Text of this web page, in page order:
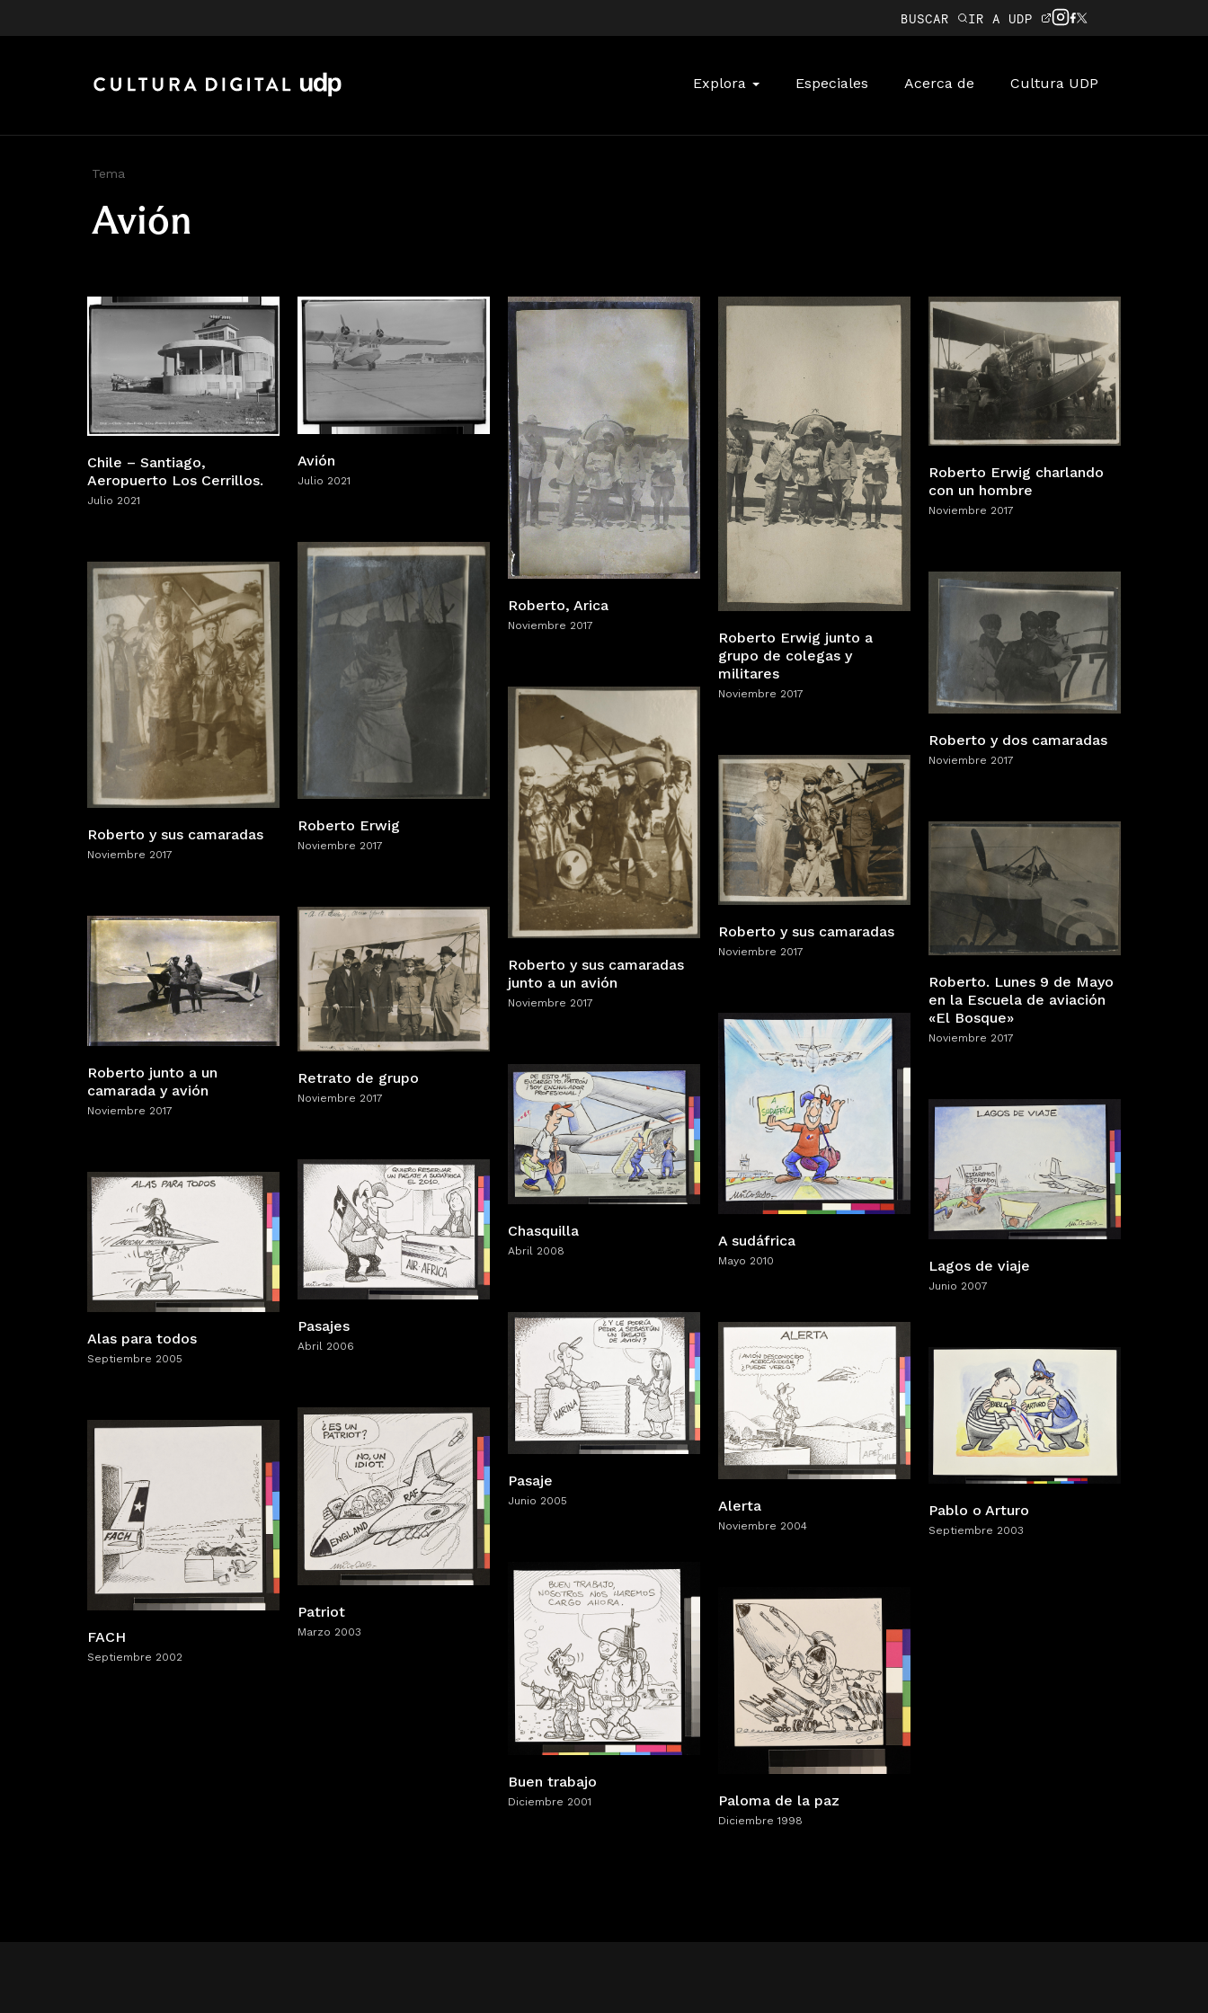
BUSCAR IR A UDP
Explora Especiales Acerca de Cultura UDP
Tema
Avión
Chile – Santiago,
Aeropuerto Los Cerrillos.
Julio 2021
Avión
Julio 2021
Roberto, Arica
Noviembre 2017
Roberto Erwig junto a
grupo de colegas y
militares
Noviembre 2017
Roberto Erwig charlando
con un hombre
Noviembre 2017
Roberto Erwig
Noviembre 2017
Roberto y sus camaradas
Noviembre 2017
Roberto y dos camaradas
Noviembre 2017
Roberto y sus camaradas
junto a un avión
Noviembre 2017
Roberto y sus camaradas
Noviembre 2017
Roberto. Lunes 9 de Mayo
en la Escuela de aviación
«El Bosque»
Noviembre 2017
Retrato de grupo
Noviembre 2017
Roberto junto a un
camarada y avión
Noviembre 2017
A sudáfrica
Mayo 2010
Chasquilla
Abril 2008
Lagos de viaje
Junio 2007
Pasajes
Abril 2006
Alas para todos
Septiembre 2005
Pasaje
Junio 2005 Alerta
Noviembre 2004
Pablo o Arturo
Septiembre 2003
Patriot
Marzo 2003
FACH
Septiembre 2002
Buen trabajo
Diciembre 2001 Paloma de la paz
Diciembre 1998